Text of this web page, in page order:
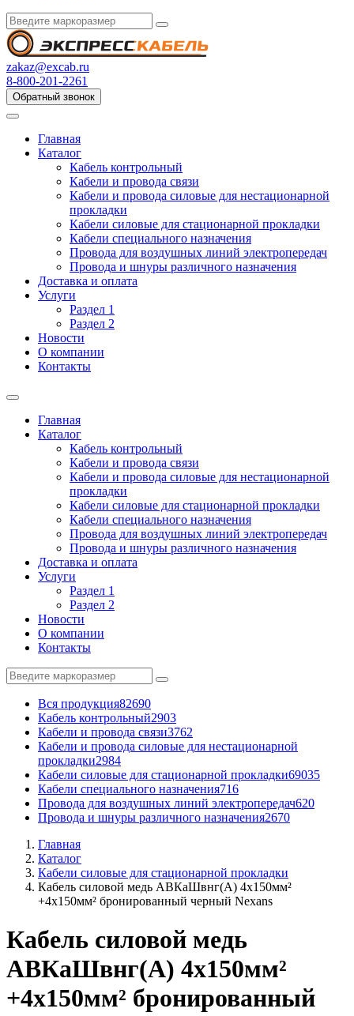
zakaz@excab.ru
8-800-201-2261
Обратный звонок
Главная
Каталог
Кабель контрольный
Кабели и провода связи
Кабели и провода силовые для нестационарной
прокладки
Кабели силовые для стационарной прокладки
Кабели специального назначения
Провода для воздушных линий электропередач
Провода и шнуры различного назначения
Доставка и оплата
Услуги
Раздел 1
Раздел 2
Новости
О компании
Контакты
Главная
Каталог
Кабель контрольный
Кабели и провода связи
Кабели и провода силовые для нестационарной
прокладки
Кабели силовые для стационарной прокладки
Кабели специального назначения
Провода для воздушных линий электропередач
Провода и шнуры различного назначения
Доставка и оплата
Услуги
Раздел 1
Раздел 2
Новости
О компании
Контакты
Вся продукция82690
Кабель контрольный2903
Кабели и провода связи3762
Кабели и провода силовые для нестационарной
прокладки2984
Кабели силовые для стационарной прокладки69035
Кабели специального назначения716
Провода для воздушных линий электропередач620
Провода и шнуры различного назначения2670
Главная
Каталог
Кабели силовые для стационарной прокладки
Кабель силовой медь АВКаШвнг(А) 4x150мм²
+4x150мм² бронированный черный Nexans
Кабель силовой медь
АВКаШвнг(А) 4x150мм²
+4x150мм² бронированный